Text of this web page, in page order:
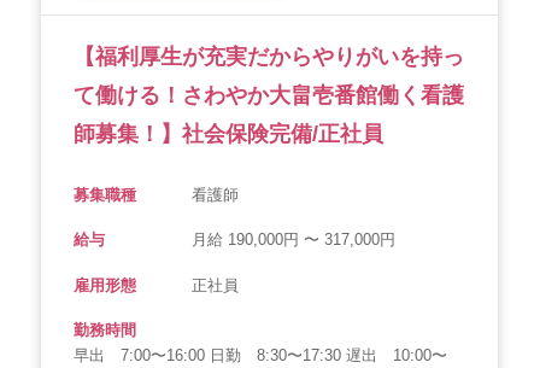
【福利厚生が充実だからやりがいを持っ
て働ける！さわやか大畠壱番館働く看護
師募集！】社会保険完備/正社員
募集職種 看護師
給与 月給 190,000円 〜 317,000円
雇用形態 正社員
勤務時間
早出 7:00〜16:00 日勤 8:30〜17:30 遅出 10:00〜